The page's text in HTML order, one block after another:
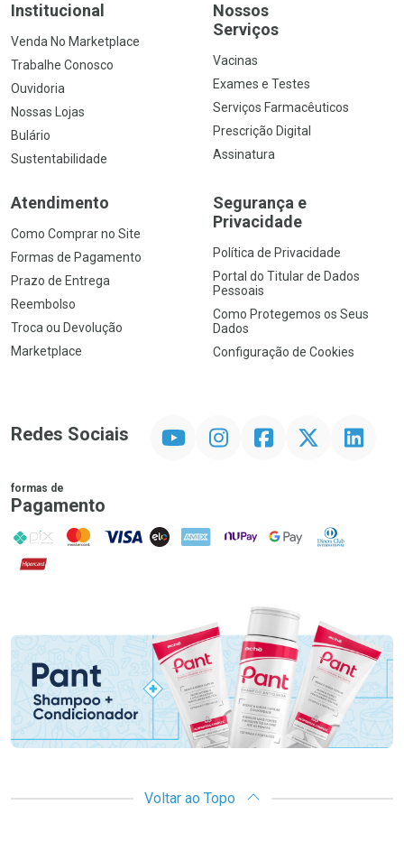
Institucional
Venda No Marketplace
Trabalhe Conosco
Ouvidoria
Nossas Lojas
Bulário
Sustentabilidade
Nossos
Serviços
Vacinas
Exames e Testes
Serviços Farmacêuticos
Prescrição Digital
Assinatura
Atendimento
Como Comprar no Site
Formas de Pagamento
Prazo de Entrega
Reembolso
Troca ou Devolução
Marketplace
Segurança e
Privacidade
Política de Privacidade
Portal do Titular de Dados
Pessoais
Como Protegemos os Seus
Dados
Configuração de Cookies
Redes Sociais InstagramFacebookTwitter Linkedin
formas de
Pagamento
PIX MasterCard
VISA ELO AMEX NuPay Google PayDiners Club
Hipercard
Promoção em Destaque
Voltar ao Topo